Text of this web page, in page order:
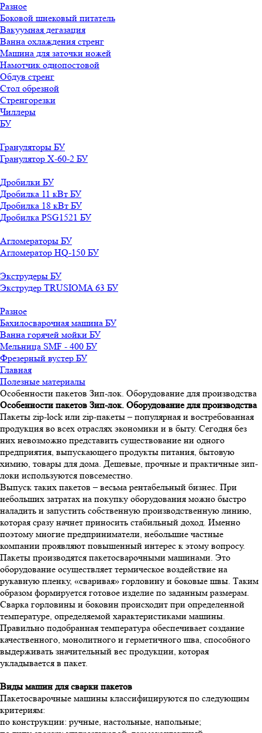
Разное
Боковой шнековый питатель
Вакуумная дегазация
Ванна охлаждения стренг
Машина для заточки ножей
Намотчик однопостовой
Обдув стренг
Стол обрезной
Стренгорезки
Чиллеры
БУ
Грануляторы БУ
Гранулятор X-60-2 БУ
Дробилки БУ
Дробилка 11 кВт БУ
Дробилка 18 кВт БУ
Дробилка PSG1521 БУ
Агломераторы БУ
Агломератор HQ-150 БУ
Экструдеры БУ
Экструдер TRUSIOMA 63 БУ
Разное
Бахилосварочная машина БУ
Ванна горячей мойки БУ
Мельница SMF - 400 БУ
Фрезерный вустер БУ
Главная
Полезные материалы
Особенности пакетов Зип-лок. Оборудование для производства
Особенности пакетов Зип-лок. Оборудование для производства
Пакеты zip-lock или zip-пакеты – популярная и востребованная
продукция во всех отраслях экономики и в быту. Сегодня без
них невозможно представить существование ни одного
предприятия, выпускающего продукты питания, бытовую
химию, товары для дома. Дешевые, прочные и практичные зип-
локи используются повсеместно.
Выпуск таких пакетов – весьма рентабельный бизнес. При
небольших затратах на покупку оборудования можно быстро
наладить и запустить собственную производственную линию,
которая сразу начнет приносить стабильный доход. Именно
поэтому многие предприниматели, небольшие частные
компании проявляют повышенный интерес к этому вопросу.
Пакеты производятся пакетосварочными машинами. Это
оборудование осуществляет термическое воздействие на
рукавную пленку, «сваривая» горловину и боковые швы. Таким
образом формируется готовое изделие по заданным размерам.
Сварка горловины и боковин происходит при определенной
температуре, определяемой характеристиками машины.
Правильно подобранная температура обеспечивает создание
качественного, монолитного и герметичного шва, способного
выдерживать значительный вес продукции, которая
укладывается в пакет.
Виды машин для сварки пакетов
Пакетосварочные машины классифицируются по следующим
критериям:
по конструкции: ручные, настольные, напольные;